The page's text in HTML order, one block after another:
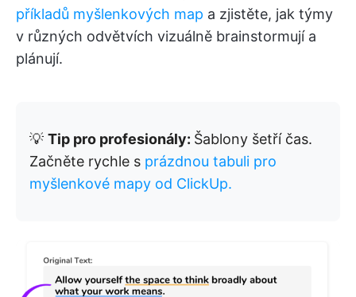
příkladů myšlenkových map a zjistěte, jak týmy
v různých odvětvích vizuálně brainstormují a
plánují.
💡 Tip pro profesionály: Šablony šetří čas.
Začněte rychle s prázdnou tabuli pro
myšlenkové mapy od ClickUp.